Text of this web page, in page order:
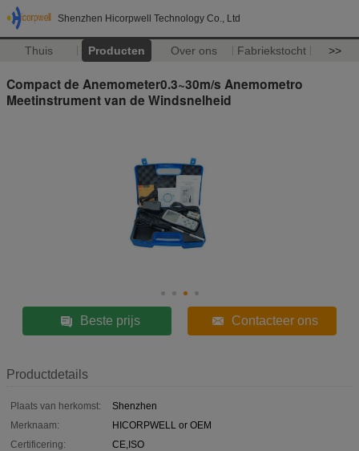
Shenzhen Hicorpwell Technology Co., Ltd
Thuis Producten Over ons Fabriekstocht >>
Compact de Anemometer0.3~30m/s Anemometro
Meetinstrument van de Windsnelheid
Beste prijs Contacteer ons
Productdetails
Plaats van herkomst:
Shenzhen
Merknaam:
HICORPWELL or OEM
Certificering:
CE,ISO